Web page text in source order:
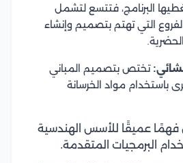
البرنامج، فتتسع لتشمل
التي تهتم بتصميم وإنشاء
تختص بتصميم المباني
باستخدام مواد الخرسانة
عميقًا للأسس الهندسية
البرمجيات المتقدمة.